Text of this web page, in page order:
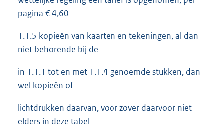
pagina € 4,60
1.1.5 kopieën van kaarten en tekeningen, al dan
niet behorende bij de
in 1.1.1 tot en met 1.1.4 genoemde stukken, dan
wel kopieën of
lichtdrukken daarvan, voor zover daarvoor niet
elders in deze tabel